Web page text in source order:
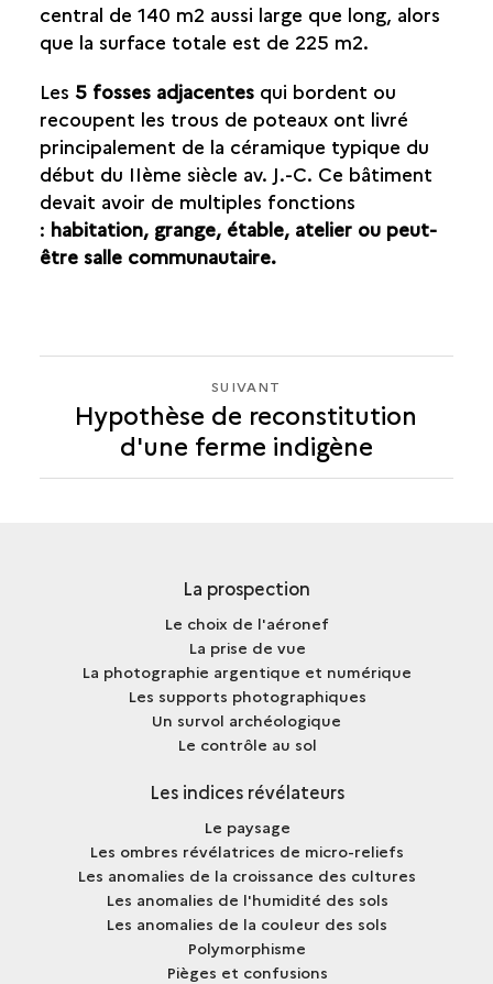
central de 140 m2 aussi large que long, alors
que la surface totale est de 225 m2.
Les 5 fosses adjacentesqui bordent ou
recoupent les trous de poteaux ont livré
principalement de la céramique typique du
début du IIème siècle av. J.-C. Ce bâtiment
devait avoir de multiples fonctions
: habitation, grange, étable, atelier ou peut-
être salle communautaire.
SUIVANT
HYPOTHÈSE
RECONSTITUTION
SUIVANT
Hypothèse de reconstitution
d'une ferme indigène
La prospection
Le choix de l'aéronef
La prise de vue
La photographie argentique et numérique
Les supports photographiques
Un survol archéologique
Le contrôle au sol
Les indices révélateurs
Le paysage
Les ombres révélatrices de micro-reliefs
Les anomalies de la croissance des cultures
Les anomalies de l'humidité des sols
Les anomalies de la couleur des sols
Polymorphisme
Pièges et confusions